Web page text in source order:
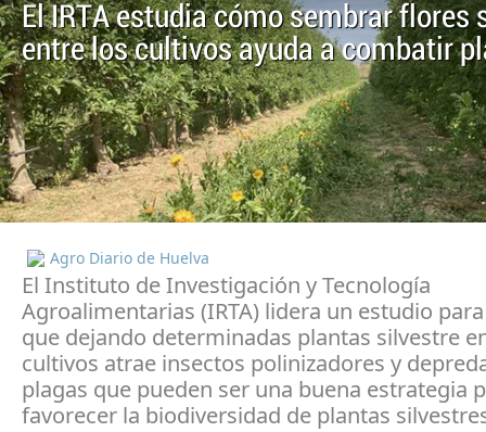
El IRTA estudia cómo sembrar flores
entre los cultivos ayuda a combatir
Agro Diario de Huelva
El Instituto de Investigación y Tecnología
Agroalimentarias (IRTA) lidera un estudio
que dejando determinadas plantas silvestre
cultivos atrae insectos polinizadores y
plagas que pueden ser una buena estrategia
favorecer la biodiversidad de plantas